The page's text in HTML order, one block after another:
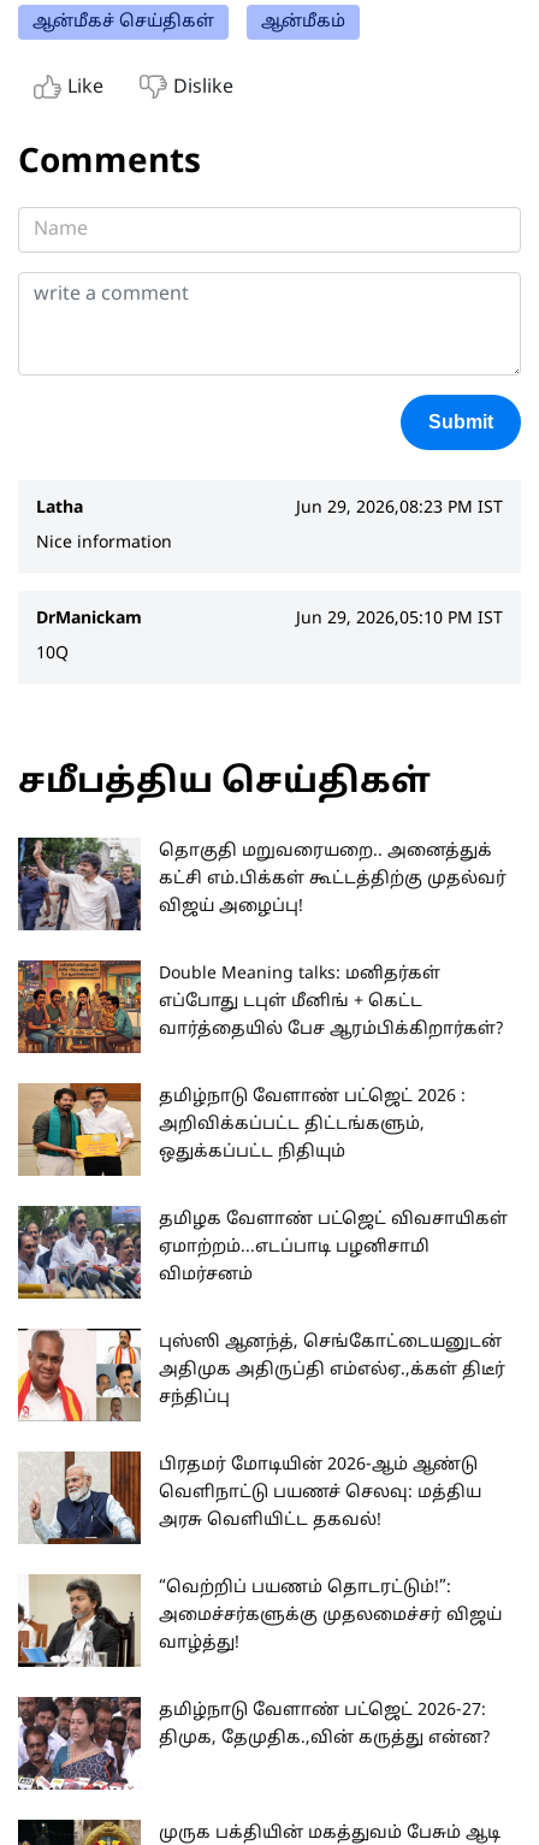
ஆன்மீகச் செய்திகள் ஆன்மீகம்
Like Dislike
Comments
Submit
Latha
Jun 29, 2026,08:23 PM IST
Nice information
DrManickam
Jun 29, 2026,05:10 PM IST
10Q
சமீபத்திய செய்திகள்
தொகுதி மறுவரையறை.. அனைத்துக்
கட்சி எம்.பிக்கள் கூட்டத்திற்கு முதல்வர்
விஜய் அழைப்பு!
Double Meaning talks: மனிதர்கள்
எப்போது டபுள் மீனிங் + கெட்ட
வார்த்தையில் பேச ஆரம்பிக்கிறார்கள்?
தமிழ்நாடு வேளாண் பட்ஜெட் 2026 :
அறிவிக்கப்பட்ட திட்டங்களும்,
ஒதுக்கப்பட்ட நிதியும்
தமிழக வேளாண் பட்ஜெட் விவசாயிகள்
ஏமாற்றம்...எடப்பாடி பழனிசாமி
விமர்சனம்
புஸ்ஸி ஆனந்த், செங்கோட்டையனுடன்
அதிமுக அதிருப்தி எம்எல்ஏ.,க்கள் திடீர்
சந்திப்பு
பிரதமர் மோடியின் 2026-ஆம் ஆண்டு
வெளிநாட்டு பயணச் செலவு: மத்திய
அரசு வெளியிட்ட தகவல்!
“வெற்றிப் பயணம் தொடரட்டும்!”:
அமைச்சர்களுக்கு முதலமைச்சர் விஜய்
வாழ்த்து!
தமிழ்நாடு வேளாண் பட்ஜெட் 2026-27:
திமுக, தேமுதிக.,வின் கருத்து என்ன?
முருக பக்தியின் மகத்துவம் பேசும் ஆடி